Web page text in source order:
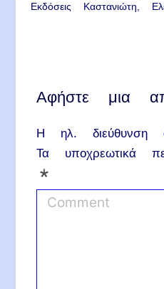
Εκδόσεις Καστανιώτη
Αφήστε μια
Η ηλ. διεύθυνση
Τα υποχρεωτικά
*